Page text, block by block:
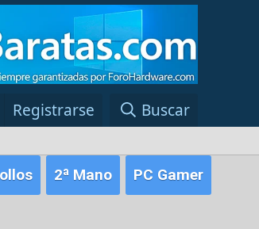
Red Fansite.es
Registrarse Buscar
2ª Mano PC Gamer